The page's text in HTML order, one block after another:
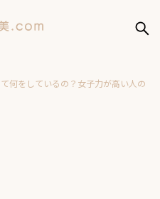
何をしているの？女子力が高い人の